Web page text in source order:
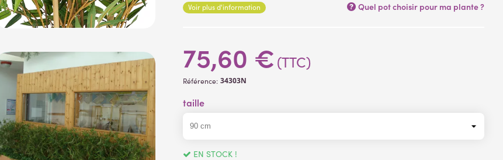
Voir plus d'information Quel pot choisir pour ma plante ?
75,60 € (TTC)
Référence: 34303N
taille
EN STOCK !